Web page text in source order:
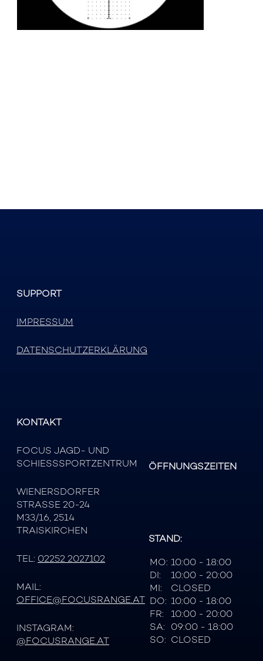
SUPPORT
IMPRESSUM
DATENSCHUTZERKLÄRUNG
KONTAKT
FOCUS JAGD- UND
SCHIESSSPORTZENTRUM
WIENERSDORFER
STRASSE 20-24
M33/16, 2514
TRAISKIRCHEN
TEL: 02252 2027102
MAIL:
OFFICE@FOCUSRANGE.AT
INSTAGRAM:
@FOCUSRANGE.AT
ÖFFNUNGSZEITEN
STAND:
MO: 10:00 - 18:00
DI:
10:00 - 20:00
MI:
CLOSED
DO: 10:00 - 18:00
FR:
10:00 - 20:00
SA: 09:00 - 18:00
SO: CLOSED